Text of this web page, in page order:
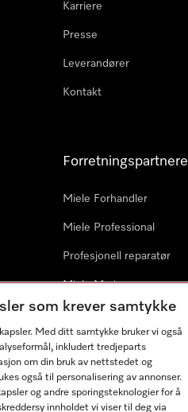
Karriere
Presse
Leverandører
Kontakt
Forretningspartnere
Miele Forhandler
Miele Professional
Profesjonell reparatør
Miele Marine
Arkitekter & byggherrer
som krever samtykke
Med ditt samtykke bruker vi også
inkludert tredjeparts
om din bruk av nettstedet og
også til personalisering av annonser.
og andre sporingsteknologier for å
innholdet vi viser til deg via